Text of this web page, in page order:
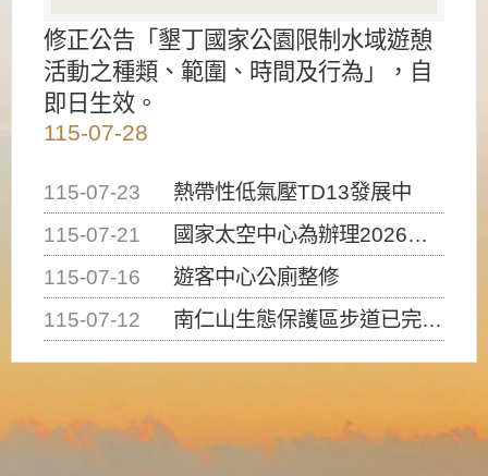
修正公告「墾丁國家公園限制水域遊憩
活動之種類、範圍、時間及行為」，自
即日生效。
115-07-28
115-07-23
熱帶性低氣壓TD13發展中
115-07-21
國家太空中心為辦理2026台灣盃火箭競賽，陸、海、空域警戒及協調相關事宜，因颱風備案事宜
115-07-16
遊客中心公廁整修
115-07-12
南仁山生態保護區步道已完成修復，自115年7月13日（星期一）起恢復開放入園，歡迎民眾依規定申請入園....